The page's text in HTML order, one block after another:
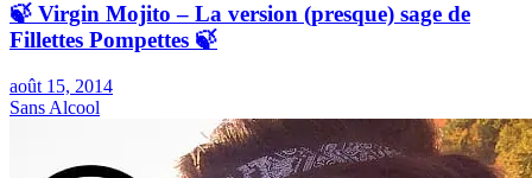
🍃 Virgin Mojito – La version (presque) sage de
Fillettes Pompettes 🍃
août 15, 2014
Sans Alcool